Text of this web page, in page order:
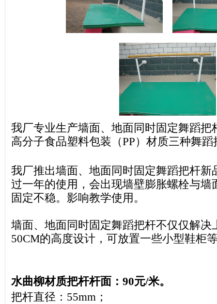
我厂专业生产墙面、地面同时固定舞蹈把
高分子食品塑料包装（PP）材质三种舞蹈
我厂推出墙面、地面同时固定舞蹈把杆新
过一年的使用，会出现墙壁膨胀螺栓与墙
固定不稳。影响教学使用。
墙面、地面同时固定舞蹈把杆不仅仅解决
50CM的高度设计，可放置一些小型鞋柜
水曲柳材质把杆杆面：90元/米。
把杆直径：55mm；